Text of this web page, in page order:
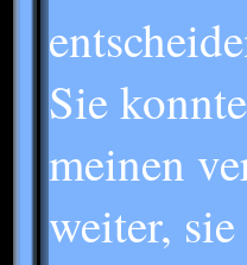
Sie
meinen
weiter,